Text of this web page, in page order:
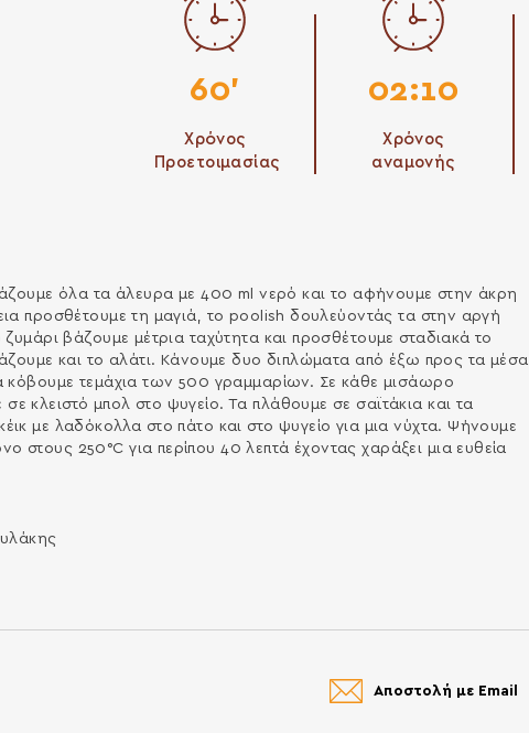
60'
Χρόνος
Προετοιμασίας
02:10
Χρόνος
αναμονής
όλα τα άλευρα με 400 ml νερό και το αφήνουμε στην άκρη
προσθέτουμε τη μαγιά, το poolish δουλεύοντάς τα στην αργή
βάζουμε μέτρια ταχύτητα και προσθέτουμε σταδιακά το
και το αλάτι. Κάνουμε δυο διπλώματα από έξω προς τα μέσα
κόβουμε τεμάχια των 500 γραμμαρίων. Σε κάθε μισάωρο
κλειστό μπολ στο ψυγείο. Τα πλάθουμε σε σαϊτάκια και τα
με λαδόκολλα στο πάτο και στο ψυγείο για μια νύχτα. Ψήνουμε
στους 250°C για περίπου 40 λεπτά έχοντας χαράξει μια ευθεία
Αποστολή με Email